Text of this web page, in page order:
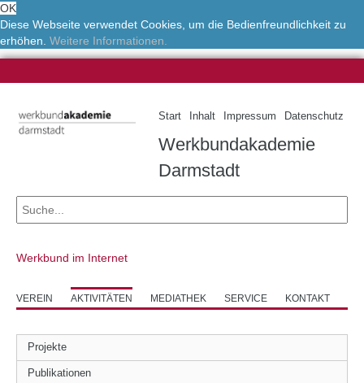
OK
Diese Webseite verwendet Cookies, um die Bedienfreundlichkeit zu
erhöhen. Weitere Informationen.
Start Inhalt Impressum Datenschutz
Werkbundakademie
Darmstadt
Werkbund im Internet
VEREIN AKTIVITÄTEN MEDIATHEK SERVICE KONTAKT
Projekte
Publikationen